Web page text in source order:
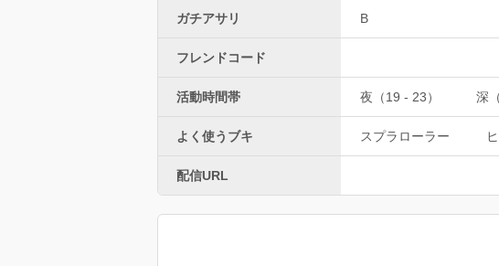
ガチアサリ B
フレンドコード
活動時間帯 夜（19 - 23） 深
よく使うブキ スプラローラー
配信URL